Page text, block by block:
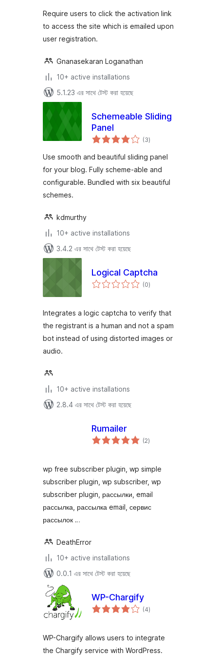
Require users to click the activation link
to access the site which is emailed upon
user registration.
Gnanasekaran Loganathan
10+ active installations
5.1.23 এর সাথে টেস্ট করা হয়েছে
Schemeable Sliding
Panel
(3total
ratings
)
Use smooth and beautiful sliding panel
for your blog. Fully scheme-able and
configurable. Bundled with six beautiful
schemes.
kdmurthy
10+ active installations
3.4.2 এর সাথে টেস্ট করা হয়েছে
Logical Captcha
(0total
ratings
)
Integrates a logic captcha to verify that
the registrant is a human and not a spam
bot instead of using distorted images or
audio.
10+ active installations
2.8.4 এর সাথে টেস্ট করা হয়েছে
Rumailer
(2total
ratings
)
wp free subscriber plugin, wp simple
subscriber plugin, wp subscriber, wp
subscriber plugin, рассылки, email
рассылка, рассылка email, сервис
рассылок …
DeathError
10+ active installations
0.0.1 এর সাথে টেস্ট করা হয়েছে
WP-Chargify
(4total
ratings
)
WP-Chargify allows users to integrate
the Chargify service with WordPress.